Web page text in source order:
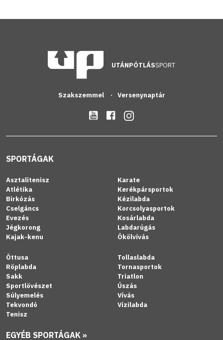
UTÁNPÓTLÁSSPORT
Szakszemmel Versenynaptár
SPORTÁGAK
Asztalitenisz
Atlétika
Birkózás
Cselgáncs
Evezés
Jégkorong
Kajak-kenu
Karate
Kerékpársportok
Kézilabda
Korcsolyasportok
Kosárlabda
Labdarúgás
Ökölvívás
Öttusa
Röplabda
Sakk
Sportlövészet
Súlyemelés
Tekvondó
Tenisz
Tollaslabda
Tornasportok
Triatlon
Úszás
Vívás
Vízilabda
EGYÉB SPORTÁGAK »